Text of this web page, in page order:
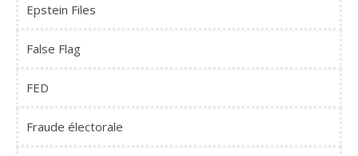
Epstein Files
False Flag
FED
Fraude électorale